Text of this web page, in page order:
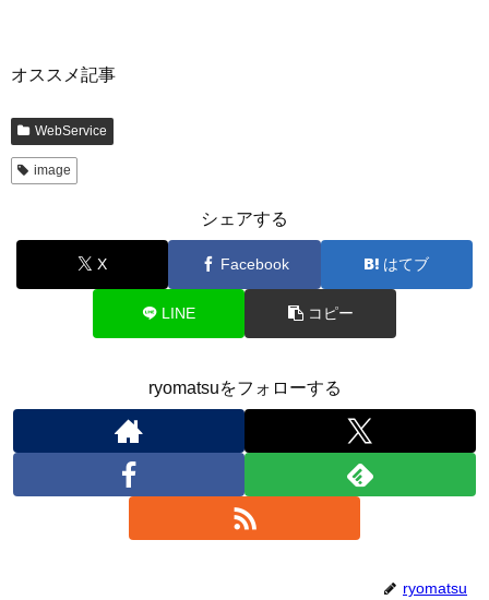
オススメ記事
WebService
image
シェアする
X Facebook はてブ
LINE コピー
ryomatsuをフォローする
ryomatsu